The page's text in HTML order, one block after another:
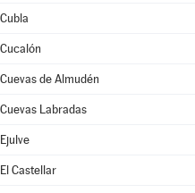
Cubla
Cucalón
Cuevas de Almudén
Cuevas Labradas
Ejulve
El Castellar